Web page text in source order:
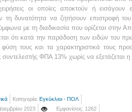
οι οποίες αποκτούν ή
τη δυνατότητα να ζητήσουν επιστροφή
με τη διαδικασία που ορίζεται στην
ότι κατά την παράδοση των ειδών του
τους και τα χαρακτηριστικά τους
συντελεστής ΦΠΑ 13% χωρίς να εξετάζεται
Κατηγορία: Εγκύκλιοι - ΠΟΛ
2023
Εμφανίσεις: 1262